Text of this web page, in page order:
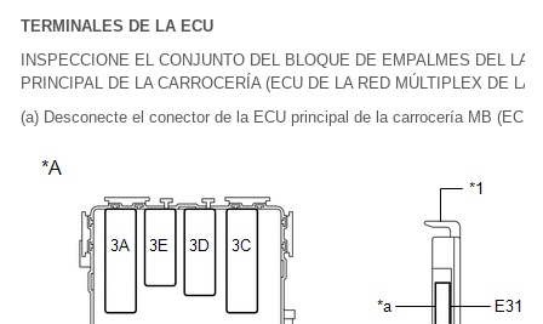
TERMINALES DE LA ECU
INSPECCIONE EL CONJUNTO DEL BLOQUE DE EMPALMES DEL
PRINCIPAL DE LA CARROCERÍA (ECU DE LA RED MÚLTIPLEX DE LA
(a) Desconecte el conector de la ECU principal de la carrocería MB